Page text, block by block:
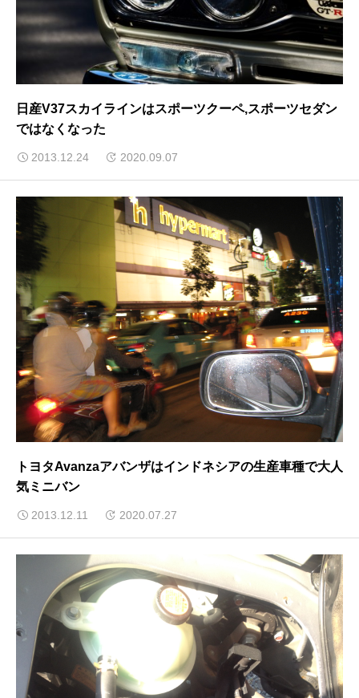
日産V37スカイラインはスポーツクーペ,スポーツセダン
ではなくなった
2013.12.24 2020.09.07
トヨタAvanzaアバンザはインドネシアの生産車種で大人
気ミニバン
2013.12.11 2020.07.27